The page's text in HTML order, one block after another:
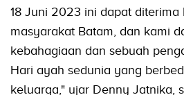
18 Juni 2023 ini dapat diterima
masyarakat Batam, dan kami
kebahagiaan dan sebuah
Hari ayah sedunia yang
keluarga," ujar Denny Jatnika,